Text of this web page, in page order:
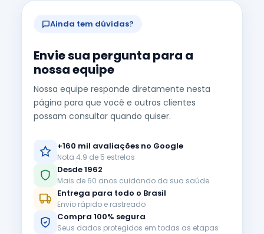
Ainda tem dúvidas?
Envie sua pergunta para a
nossa equipe
Nossa equipe responde diretamente nesta
página para que você e outros clientes
possam consultar quando quiser.
+160 mil avaliações no Google
Nota 4.9 de 5 estrelas
Desde 1962
Mais de 60 anos cuidando da sua saúde
Entrega para todo o Brasil
Envio rápido e rastreado
Compra 100% segura
Seus dados protegidos em todas as etapas